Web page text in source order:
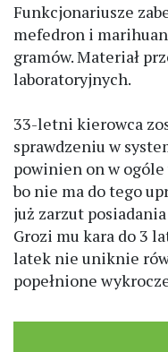
Funkcjonariusze
mefedron i
gramów. Materiał
laboratoryjnych.
33-letni kierowca
sprawdzeniu w
powinien on w
bo nie ma do tego
już zarzut
Grozi mu kara do 3
latek nie uniknie
popełnione